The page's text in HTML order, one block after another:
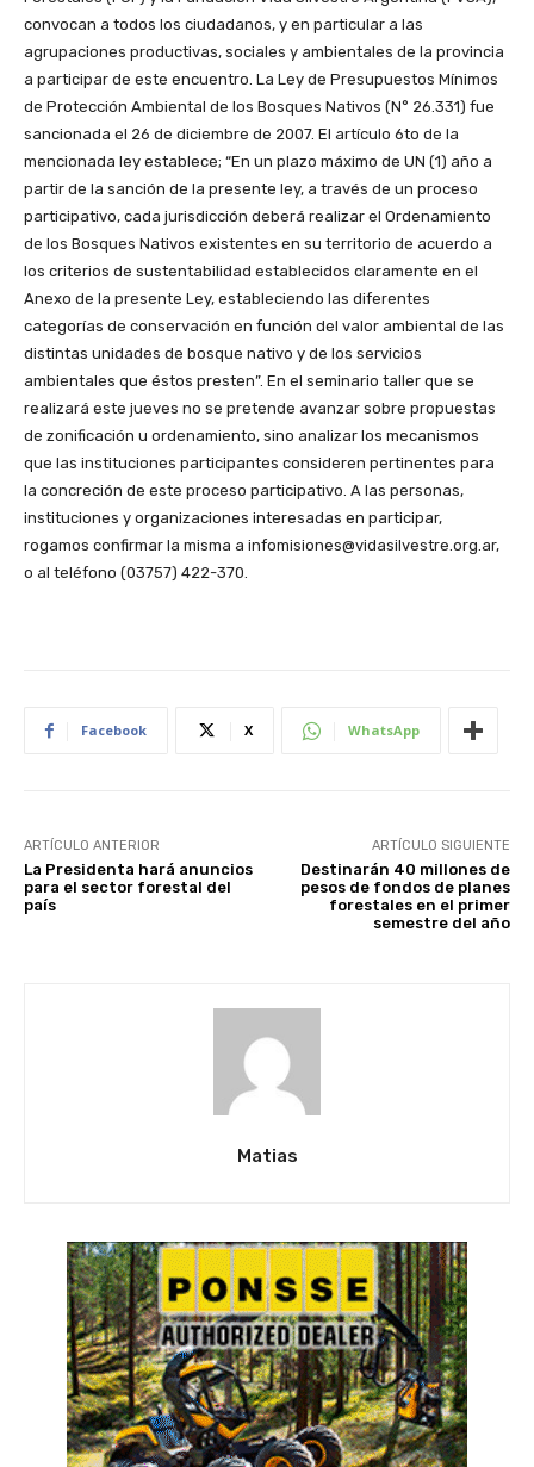
convocan a todos los ciudadanos, y en particular a las
agrupaciones productivas, sociales y ambientales de la provincia
a participar de este encuentro. La Ley de Presupuestos Mínimos
de Protección Ambiental de los Bosques Nativos (N° 26.331) fue
sancionada el 26 de diciembre de 2007. El artículo 6to de la
mencionada ley establece; “En un plazo máximo de UN (1) año a
partir de la sanción de la presente ley, a través de un proceso
participativo, cada jurisdicción deberá realizar el Ordenamiento
de los Bosques Nativos existentes en su territorio de acuerdo a
los criterios de sustentabilidad establecidos claramente en el
Anexo de la presente Ley, estableciendo las diferentes
categorías de conservación en función del valor ambiental de las
distintas unidades de bosque nativo y de los servicios
ambientales que éstos presten”. En el seminario taller que se
realizará este jueves no se pretende avanzar sobre propuestas
de zonificación u ordenamiento, sino analizar los mecanismos
que las instituciones participantes consideren pertinentes para
la concreción de este proceso participativo. A las personas,
instituciones y organizaciones interesadas en participar,
rogamos confirmar la misma a infomisiones@vidasilvestre.org.ar,
o al teléfono (03757) 422-370.
Facebook X WhatsApp
ARTÍCULO ANTERIOR
La Presidenta hará anuncios
para el sector forestal del
país
ARTÍCULO SIGUIENTE
Destinarán 40 millones de
pesos de fondos de planes
forestales en el primer
semestre del año
Matias